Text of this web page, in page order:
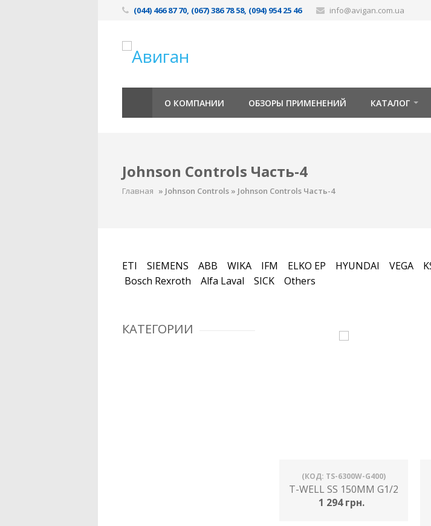
(044) 466 87 70, (067) 386 78 58, (094) 954 25 46 info@avigan.com.ua
О КОМПАНИИ ОБЗОРЫ ПРИМЕНЕНИЙ КАТАЛОГ
Johnson Controls Часть-4
Главная » Johnson Controls » Johnson Controls Часть-4
ETI SIEMENS ABB WIKA IFM ELKO EP HYUNDAI VEGA
Bosch Rexroth
Alfa Laval SICK Others
КАТЕГОРИИ
(КОД: TS-6300W-G400)
T-WELL SS 150MM G1/2
1 294 грн.